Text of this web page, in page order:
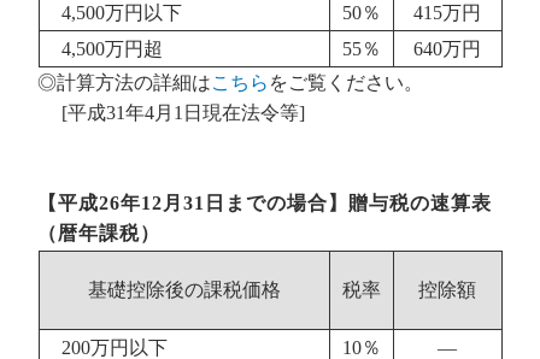
4,500万円以下
50％
415万円
4,500万円超
55％
640万円
◎計算方法の詳細はこちら をご覧ください。
[平成31年4月1日現在法令等]
【平成26年12月31日までの場合】贈与税の速算表
（暦年課税）
基礎控除後の課税価格 税率 控除額
200万円以下 10％
―